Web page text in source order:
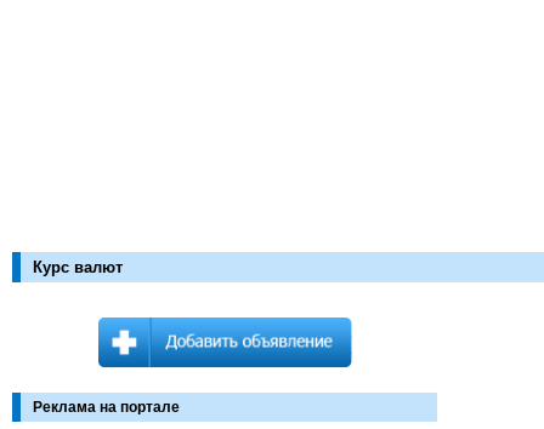
Курс валют
Реклама на портале